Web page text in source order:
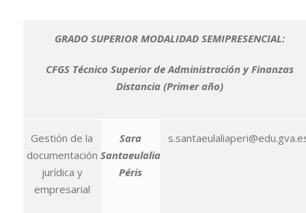
GRADO SUPERIOR MODALIDAD SEMIPRESENCIAL:
CFGS Técnico Superior de Administración y Finanzas
Distancia (Primer año)
Gestión de la
documentación
jurídica y
empresarial
Sara
Santaeulalia
Péris